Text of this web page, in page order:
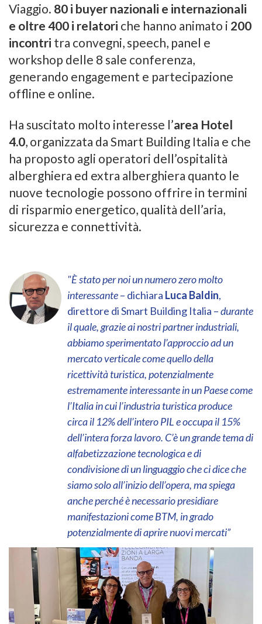
Viaggio. 80 i buyer nazionali e internazionali
e oltre 400 i relatori che hanno animato i 200
incontri tra convegni, speech, panel e
workshop delle 8 sale conferenza,
generando engagement e partecipazione
offline e online.
Ha suscitato molto interesse l’area Hotel
4.0, organizzata da Smart Building Italia e che
ha proposto agli operatori dell’ospitalità
alberghiera ed extra alberghiera quanto le
nuove tecnologie possono offrire in termini
di risparmio energetico, qualità dell’aria,
sicurezza e connettività.
"È stato per noi un numero zero molto
interessante– dichiara Luca Baldin,
direttore di Smart Building Italia –durante
il quale, grazie ai nostri partner industriali,
abbiamo sperimentato l’approccio ad un
mercato verticale come quello della
ricettività turistica, potenzialmente
estremamente interessante in un Paese come
l’Italia in cui l’industria turistica produce
circa il 12% dell’intero PIL e occupa il 15%
dell’intera forza lavoro. C’è un grande tema di
alfabetizzazione tecnologica e di
condivisione di un linguaggio che ci dice che
siamo solo all’inizio dell’opera, ma spiega
anche perché è necessario presidiare
manifestazioni come BTM, in grado
potenzialmente di aprire nuovi mercati”